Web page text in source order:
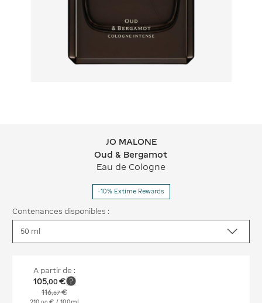
JO MALONE Oud & Bergamot
JO MALONE
Oud & Bergamot
Eau de Cologne
-10% Extime Rewards
Contenances disponibles :
A partir de :
105,00 €
116,67€